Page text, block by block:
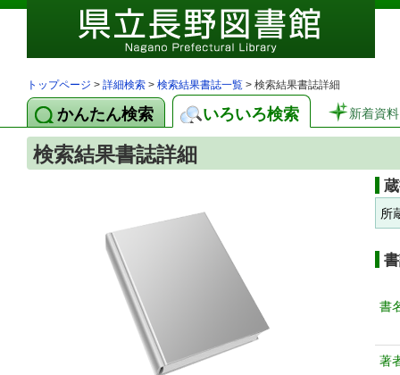
トップページ > 詳細検索 > 検索結果書誌一覧 > 検索結果書誌詳細
かんたん検索 いろいろ検索 新着資料
検索結果書誌詳細
所
書
著